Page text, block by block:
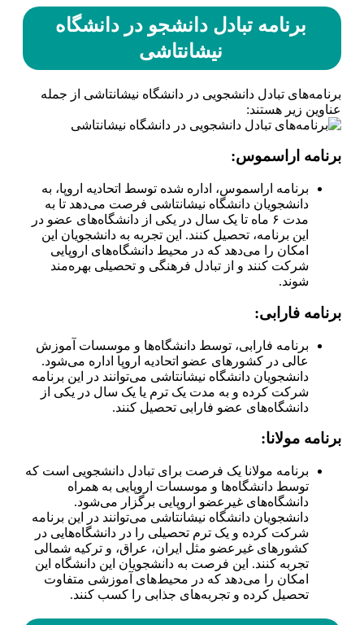
برنامه تبادل دانشجو در دانشگاه
نیشانتاشی
برنامه‌های تبادل دانشجویی در دانشگاه نیشانتاشی از جمله
عناوین زیر هستند:
برنامه اراسموس:
برنامه اراسموس، اداره شده توسط اتحادیه اروپا، به
دانشجویان دانشگاه نیشانتاشی فرصت می‌دهد تا به
مدت ۶ ماه تا یک سال در یکی از دانشگاه‌های عضو در
این برنامه، تحصیل کنند. این تجربه به دانشجویان این
امکان را می‌دهد که در محیط دانشگاه‌های اروپایی
شرکت کنند و از تبادل فرهنگی و تحصیلی بهره‌مند
شوند.
برنامه فارابی:
برنامه فارابی، توسط دانشگاه‌ها و موسسات آموزش
عالی در کشورهای عضو اتحادیه اروپا اداره می‌شود.
دانشجویان دانشگاه نیشانتاشی می‌توانند در این برنامه
شرکت کرده و به مدت یک ترم یا یک سال در یکی از
دانشگاه‌های عضو فارابی تحصیل کنند.
برنامه مولانا:
برنامه مولانا یک فرصت برای تبادل دانشجویی است که
توسط دانشگاه‌ها و موسسات اروپایی به همراه
دانشگاه‌های غیرعضو اروپایی برگزار می‌شود.
دانشجویان دانشگاه نیشانتاشی می‌توانند در این برنامه
شرکت کرده و یک ترم تحصیلی را در دانشگاه‌هایی در
کشورهای غیرعضو مثل ایران، عراق، و ترکیه شمالی
تجربه کنند. این فرصت به دانشجویان این دانشگاه این
امکان را می‌دهد که در محیط‌های آموزشی متفاوت
تحصیل کرده و تجربه‌های جذابی را کسب کنند.